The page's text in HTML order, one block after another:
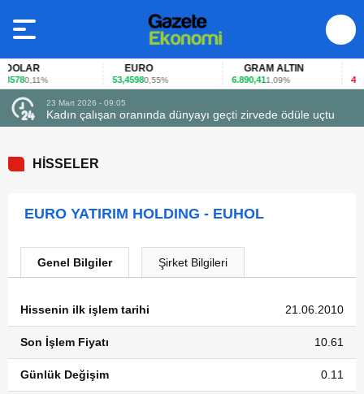
0,11%
EURO
53,45980,55%
GRAM ALTIN
6.890,411,09% 40,65
23 Mart 2026 - 09:05
Kadın çalışan oranında dünyayı geçti zirvede ödüle uçtu
HİSSELER
EURO YATIRIM HOLDING - EUHOL
Genel Bilgiler Şirket Bilgileri
Hissenin ilk işlem tarihi 21.06.2010
Son İşlem Fiyatı 10.61
Günlük Değişim 0.11